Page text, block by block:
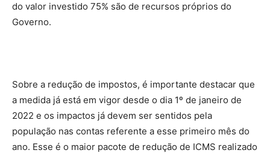
do valor investido 75% são de recursos próprios do
Governo.
Sobre a redução de impostos, é importante destacar que
a medida já está em vigor desde o dia 1º de janeiro de
2022 e os impactos já devem ser sentidos pela
população nas contas referente a esse primeiro mês do
ano. Esse é o maior pacote de redução de ICMS realizado